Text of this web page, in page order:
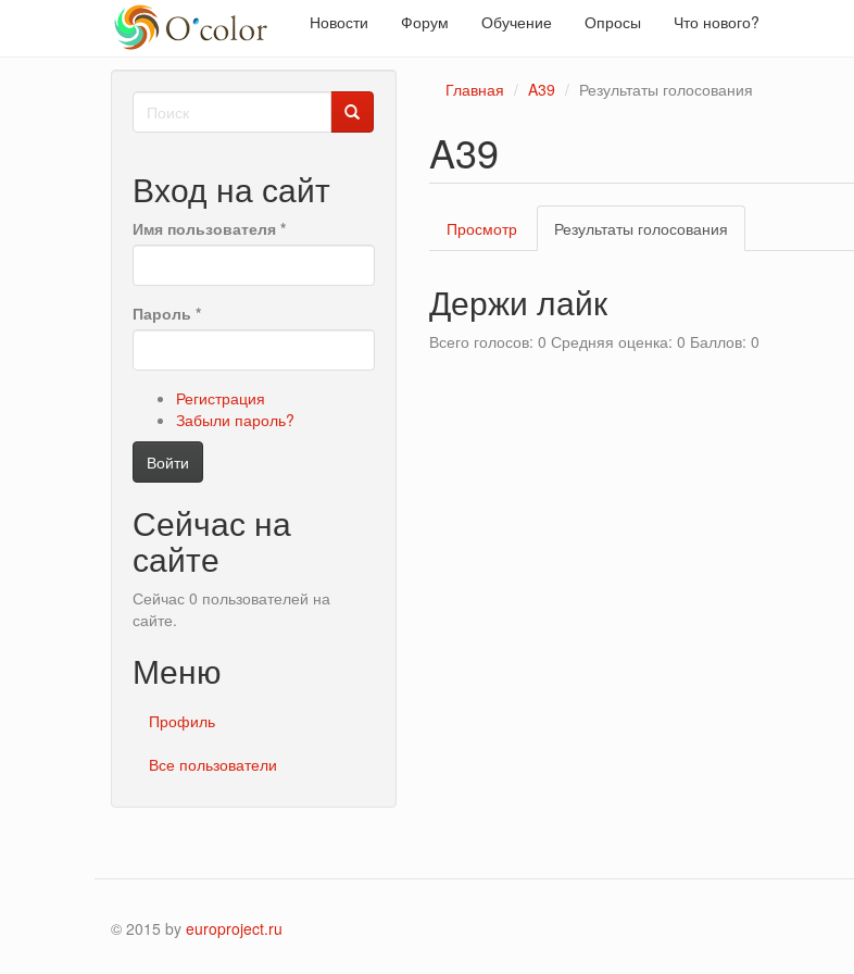
Новости Форум Обучение Опросы Что нового?
Форма
поиска
Вход на сайт
Имя пользователя *
Пароль *
Регистрация
Забыли пароль?
Войти
Сейчас на
сайте
Сейчас 0 пользователей на
сайте.
Меню
Профиль
Все пользователи
Главная A39 Результаты голосования
A39
Главные
вкладки
Просмотр Результаты голосования
вкладка)
Держи лайк
Всего голосов: 0 Средняя оценка: 0 Баллов: 0
© 2015 by europroject.ru